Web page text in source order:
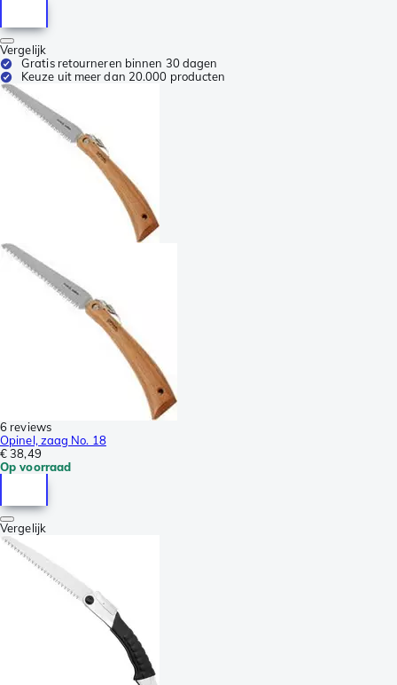
Vergelijk
Gratis retourneren binnen 30 dagen
Keuze uit meer dan 20.000 producten
6 reviews
Opinel, zaag No. 18
€ 38,49
Op voorraad
Vergelijk